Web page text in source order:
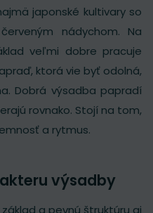
japonské kultivary so
nádychom. Na
veľmi dobre pracuje
ktorá vie byť odolná,
Dobrá výsadba papradí
rovnako. Stojí na tom,
a rytmus.
výsadby
a pevnú štruktúru aj